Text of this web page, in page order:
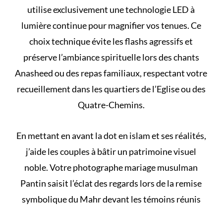
utilise exclusivement une technologie LED à
lumière continue pour magnifier vos tenues. Ce
choix technique évite les flashs agressifs et
préserve l’ambiance spirituelle lors des chants
Anasheed ou des repas familiaux, respectant votre
recueillement dans les quartiers de l’Eglise ou des
Quatre-Chemins.
En mettant en avant la dot en islam et ses réalités,
j’aide les couples à bâtir un patrimoine visuel
noble. Votre photographe mariage musulman
Pantin saisit l’éclat des regards lors de la remise
symbolique du Mahr devant les témoins réunis